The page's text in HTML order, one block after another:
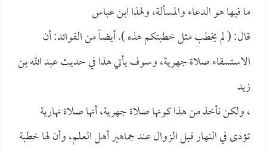
ما فيها هو الدعاء والمسألة، ولهذاابن عباس
قال: (لم يخطب مثل خطبتكم هذه ). أيضاً من الفوائد: أن
الاستسقاء صلاة جهرية، وسوف يأتي هذا في حديثعبد الله بن
زيد
، ولكن نأخذ من هذا كونها صلاة جهرية، أنها صلاة نهارية
تؤدى في النهار قبل الزوال عند جماهير أهل العلم، وأن لها خطبة